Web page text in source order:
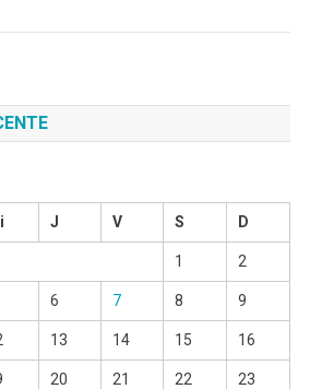
J V S D
1 2
6 7 8 9
13 14 15 16
20 21 22 23